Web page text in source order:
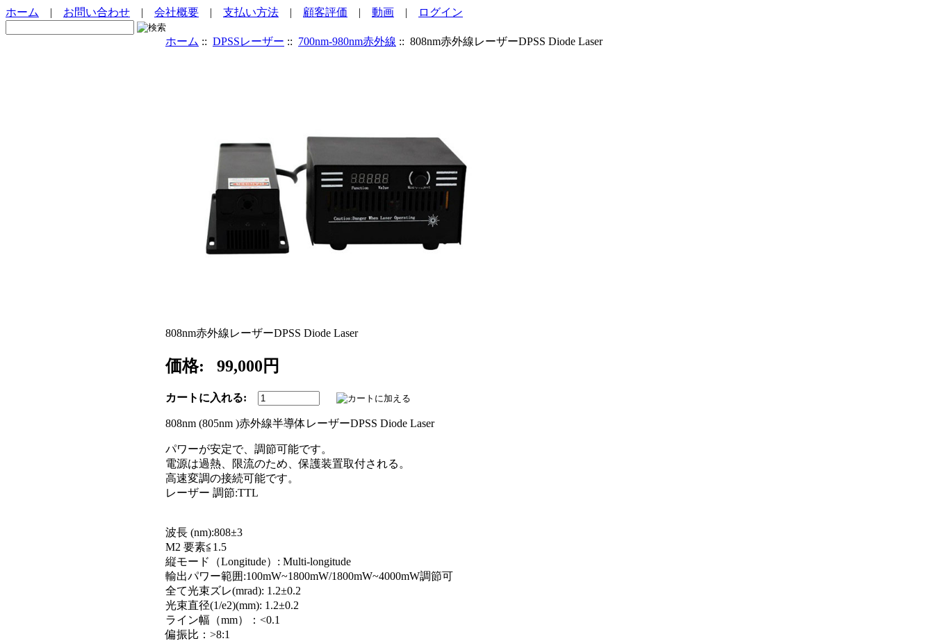
ホーム | お問い合わせ | 会社概要 | 支払い方法 | 顧客評価 | 動画 | ログイン
ホーム :: DPSSレーザー :: 700nm-980nm赤外線 :: 808nm赤外線レーザーDPSS Diode Laser
808nm赤外線レーザーDPSS Diode Laser
価格: 99,000円
カートに入れる:
808nm (805nm )赤外線半導体レーザーDPSS Diode Laser
パワーが安定で、調節可能です。
電源は過熱、限流のため、保護装置取付される。
高速変調の接続可能です。
レーザー 調節:TTL
波長 (nm):808±3
M2 要素≦1.5
縦モード（Longitude）: Multi-longitude
輸出パワー範囲:100mW~1800mW/1800mW~4000mW調節可
全て光束ズレ(mrad): 1.2±0.2
光束直径(1/e2)(mm): 1.2±0.2
ライン幅（mm）：<0.1
偏振比：>8:1